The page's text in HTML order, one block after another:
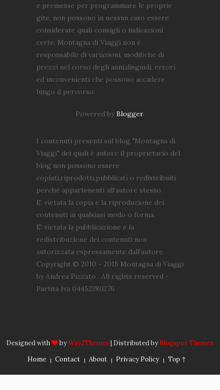
e premesse per programmare le proprie
gite, non possono in nessun caso essere
considerate quali consigli o indicazioni
certe. Montagna di Viaggi non è
responsabile di variazioni, modifiche di
prezzi nel corso degli anni,disguidi, errori
ed inconvenienti che possono accadere
lungo il percorso.
Powered byBlogger.
I contenuti presenti sul blog "Montagna di
Viaggi" dei quali è autore il proprietario del
blog non possono essere
copiati,riprodotti,pubblicati o redistribuiti
perché appartenenti all'autore stesso.
E’ vietata la copia e la riproduzione dei
contenuti in qualsiasi modo o forma.
E’ vietata la pubblicazione e la
redistribuzione dei contenuti non
autorizzata espressamente dall’autore.
Copyright © 2010 - 2015 Montagna di Viaggi
by Andrea Pizzato . All rights reserved -
Partita Iva 04452280276
Designed with byWay2Themes | Distributed by Blogspot Themes
Home
Contact About Privacy Policy Top ↑